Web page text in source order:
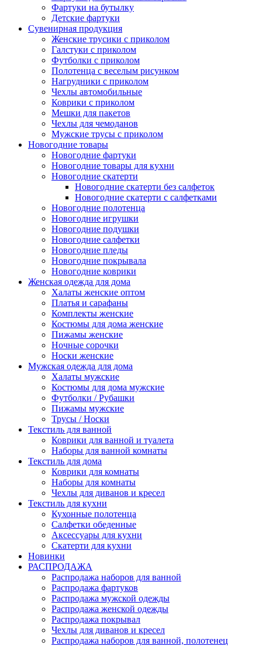
Фартуки на бутылку
Детские фартуки
Сувенирная продукция
Женские трусики с приколом
Галстуки с приколом
Футболки с приколом
Полотенца с веселым рисунком
Нагрудники с приколом
Чехлы автомобильные
Коврики с приколом
Мешки для пакетов
Чехлы для чемоданов
Мужские трусы с приколом
Новогодние товары
Новогодние фартуки
Новогодние товары для кухни
Новогодние скатерти
Новогодние скатерти без салфеток
Новогодние скатерти с салфетками
Новогодние полотенца
Новогодние игрушки
Новогодние подушки
Новогодние салфетки
Новогодние пледы
Новогодние покрывала
Новогодние коврики
Женская одежда для дома
Халаты женские оптом
Платья и сарафаны
Комплекты женские
Костюмы для дома женские
Пижамы женские
Ночные сорочки
Носки женские
Мужская одежда для дома
Халаты мужские
Костюмы для дома мужские
Футболки / Рубашки
Пижамы мужские
Трусы / Носки
Текстиль для ванной
Коврики для ванной и туалета
Наборы для ванной комнаты
Текстиль для дома
Коврики для комнаты
Наборы для комнаты
Чехлы для диванов и кресел
Текстиль для кухни
Кухонные полотенца
Салфетки обеденные
Аксессуары для кухни
Скатерти для кухни
Новинки
РАСПРОДАЖА
Распродажа наборов для ванной
Распродажа фартуков
Распродажа мужской одежды
Распродажа женской одежды
Распродажа покрывал
Чехлы для диванов и кресел
Распродажа наборов для ванной, полотенец